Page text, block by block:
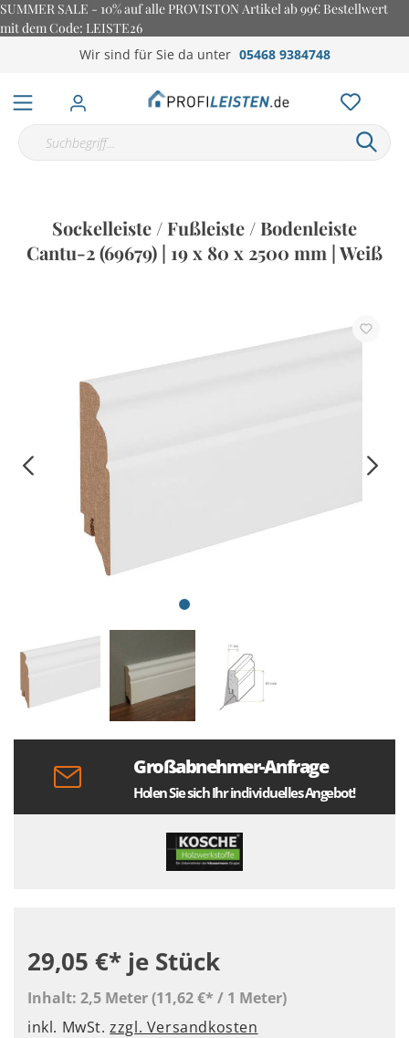
SUMMER SALE - 10% auf alle PROVISTON Artikel ab 99€ Bestellwert
mit dem Code: LEISTE26
Wir sind für Sie da unter 05468 9384748
Sockelleiste / Fußleiste / Bodenleiste
Cantu-2 (69679) | 19 x 80 x 2500 mm | Weiß
Großabnehmer-Anfrage
Holen Sie sich Ihr individuelles Angebot!
29,05 €* je Stück
Inhalt: 2,5 Meter(11,62 €* / 1 Meter)
inkl. MwSt.zzgl. Versandkosten